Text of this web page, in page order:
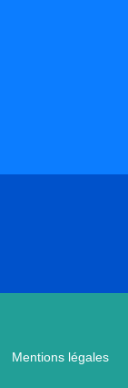
Mentions légales